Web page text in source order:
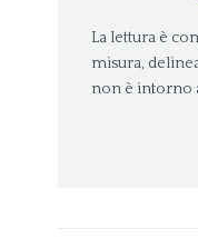
La lettura è
misura,
non è intorno